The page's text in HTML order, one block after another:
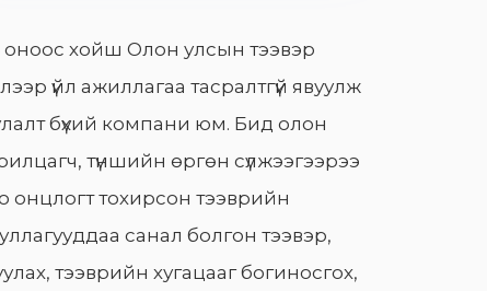
хойш Олон улсын тээвэр
үйл ажиллагаа тасралтгүй явуулж
бүхий компани юм. Бид олон
түншийн өргөн сүлжээгээрээ
тохирсон тээврийн
санал болгон тээвэр,
тээврийн хугацааг богиносгох,